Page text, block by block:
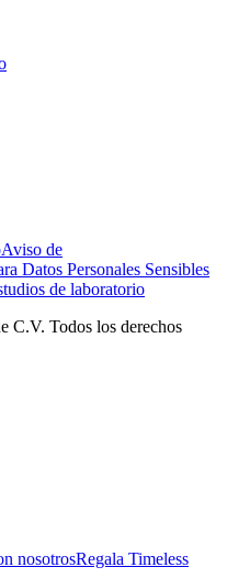
Aviso de
Datos Personales Sensibles
de laboratorio
C.V. Todos los derechos
nosotrosRegala Timeless